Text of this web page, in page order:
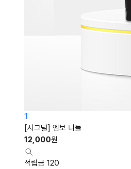
1
[시그널] 엠보 니들
12,000원
적립금 120